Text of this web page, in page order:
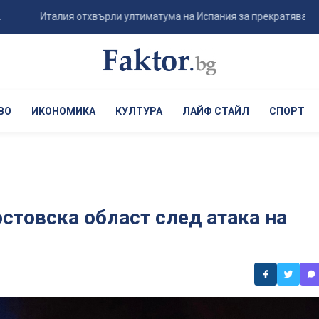
Италия отхвърли ултиматума на Испания за прекратяването на
ИКОНОМИКА КУЛТУРА ЛАЙФ СТАЙЛ СПОРТ
област след атака на